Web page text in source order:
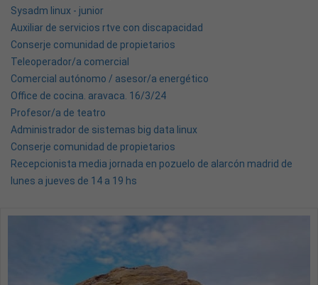
Sysadm linux - junior
Auxiliar de servicios rtve con discapacidad
Conserje comunidad de propietarios
Teleoperador/a comercial
Comercial autónomo / asesor/a energético
Office de cocina. aravaca. 16/3/24
Profesor/a de teatro
Administrador de sistemas big data linux
Conserje comunidad de propietarios
Recepcionista media jornada en pozuelo de alarcón madrid de
lunes a jueves de 14 a 19 hs